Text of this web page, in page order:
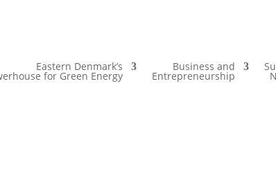
Eastern Denmark’s
for Green Energy
Business and
Entrepreneurship